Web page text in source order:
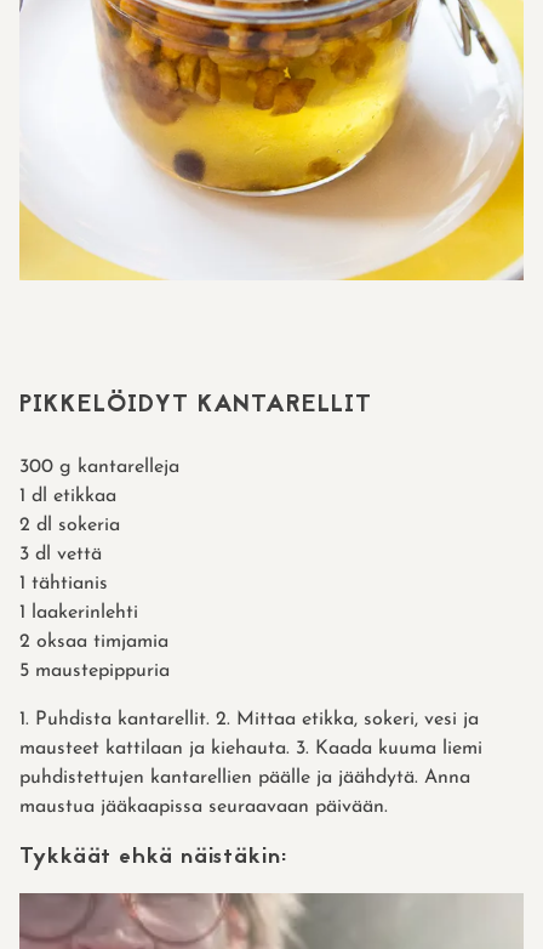
PIKKELÖIDYT KANTARELLIT
300 g kantarelleja
1 dl etikkaa
2 dl sokeria
3 dl vettä
1 tähtianis
1 laakerinlehti
2 oksaa timjamia
5 maustepippuria
1. Puhdista kantarellit. 2. Mittaa etikka, sokeri, vesi ja
mausteet kattilaan ja kiehauta. 3. Kaada kuuma liemi
puhdistettujen kantarellien päälle ja jäähdytä. Anna
maustua jääkaapissa seuraavaan päivään.
Tykkäät ehkä näistäkin: